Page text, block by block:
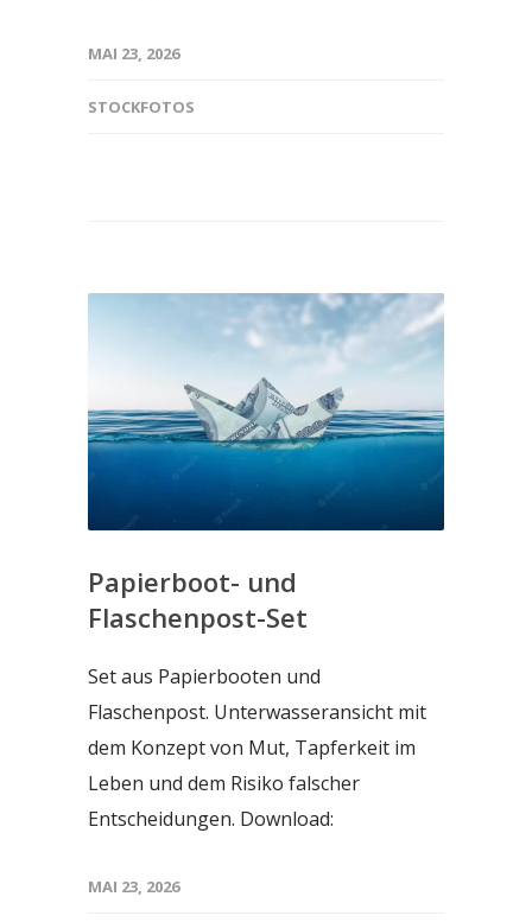
MAI 23, 2026
STOCKFOTOS
Papierboot- und
Flaschenpost-Set
Set aus Papierbooten und
Flaschenpost. Unterwasseransicht mit
dem Konzept von Mut, Tapferkeit im
Leben und dem Risiko falscher
Entscheidungen. Download:
MAI 23, 2026